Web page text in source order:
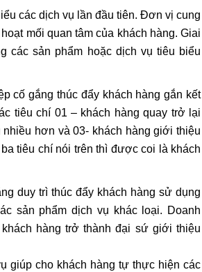
các dịch vụ lần đầu tiên. Đơn vị cung
mối quan tâm của khách hàng. Giai
các sản phẩm hoặc dịch vụ tiêu biểu
cố gắng thúc đẩy khách hàng gắn kết
tiêu chí 01 – khách hàng quay trở lại
hơn và 03- khách hàng giới thiệu
tiêu chí nói trên thì được coi là khách
duy trì thúc đẩy khách hàng sử dụng
sản phẩm dịch vụ khác loại. Doanh
hàng trở thành đại sứ giới thiệu
giúp cho khách hàng tự thực hiện các